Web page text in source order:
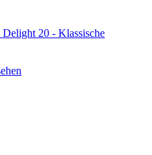
20 - Klassische